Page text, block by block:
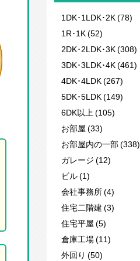
1DK･1LDK･2K (78)
1R･1K (52)
2DK･2LDK･3K (308)
3DK･3LDK･4K (461)
4DK･4LDK (267)
5DK･5LDK (149)
6DK以上 (105)
お部屋 (33)
お部屋内の一部 (338)
ガレージ (12)
ビル (1)
会社事務所 (4)
住宅二階建 (3)
住宅平屋 (5)
倉庫工場 (11)
外回り (50)